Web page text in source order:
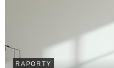
RAPORTY